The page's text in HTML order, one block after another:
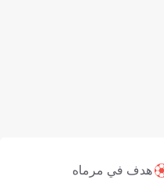
هدف في مرماه